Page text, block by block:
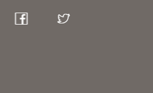
facebook
twitter